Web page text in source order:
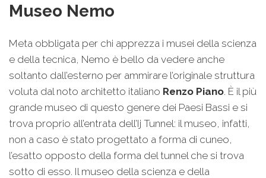
Museo Nemo
Meta obbligata per chi apprezza i musei della scienza
e della tecnica, Nemo è bello da vedere anche
soltanto dall’esterno per ammirare l’originale struttura
voluta dal noto architetto italiano Renzo Piano. È il più
grande museo di questo genere dei Paesi Bassi e si
trova proprio all’entrata dell’Ij Tunnel: il museo, infatti,
non a caso è stato progettato a forma di cuneo,
l’esatto opposto della forma del tunnel che si trova
sotto di esso. Il museo della scienza e della